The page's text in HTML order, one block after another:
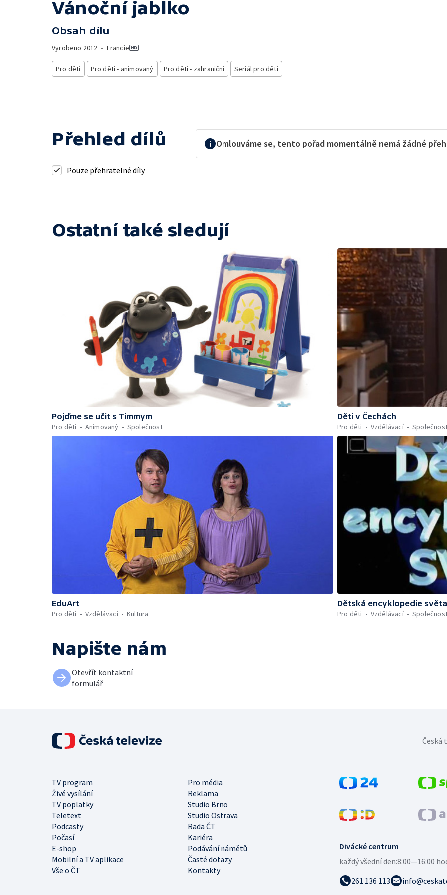
Vánoční jablko
Obsah dílu
Vyrobeno 2012 • Francie
Pro děti Pro děti - animovaný Pro děti - zahraniční Seriál pro děti
Přehled dílů
Pouze přehratelné díly
Omlouváme se, tento pořad momentálně nemá žádné
Ostatní také sledují
Pojďme se učit s Timmym
Pro děti
Animovaný Společnost
Děti v Čechách
Pro děti
Vzdělávací
EduArt
Pro děti
Vzdělávací Kultura
Dětská encyklopedie světa
Pro děti
Vzdělávací
Napište nám
Otevřít kontaktní
formulář
Divácké centrum
každý všední den:8:00—16:00
261 136 113
TV program
Pro média
Živé vysílání
Reklama
TV poplatky
Studio Brno
Teletext
Studio Ostrava
Podcasty
Rada ČT
Počasí
Kariéra
E-shop
Podávání námětů
Mobilní a TV aplikace
Časté dotazy
Vše o ČT
Kontakty
Česká